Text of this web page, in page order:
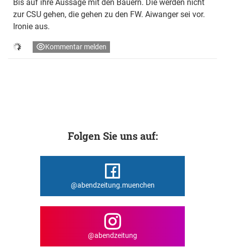
Bis auf ihre Aussage mit den Bauern. Die werden nicht
zur CSU gehen, die gehen zu den FW. Aiwanger sei vor.
Ironie aus.
Kommentar melden
Folgen Sie uns auf:
@abendzeitung.muenchen
@abendzeitung